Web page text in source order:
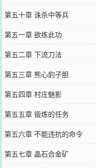
第五十章 诛杀中等兵
第五一章 欲练此功
第五二章 下流刀法
第五三章 熊心豹子胆
第五四章 村庄魅影
第五五章 锻炼的任务
第五六章 不能违抗的命令
第五七章 晶石合金矿